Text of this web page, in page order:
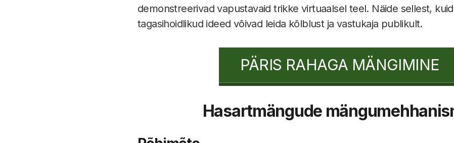
demonstreerivad vapustavaid trikke virtuaalsel teel. Näide sellest,
tagasihoidlikud ideed võivad leida kõlblust ja vastukaja publikult.
PÄRIS RAHAGA MÄNGIMINE
Hasartmängude